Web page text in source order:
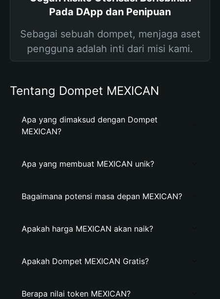
Pada DApp dan Penipuan
Sebagai sebuah dompet, menjaga aset
pengguna adalah inti dari misi kami.
Tentang Dompet MEXICAN
Apa yang dimaksud dengan Dompet
MEXICAN?
Apa yang membuat MEXICAN unik?
Bagaimana potensi masa depan MEXICAN?
Apakah harga MEXICAN akan naik?
Apakah Dompet MEXICAN Gratis?
Berapa nilai token MEXICAN?